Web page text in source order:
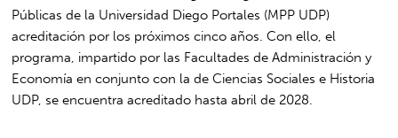
Públicas de la Universidad Diego Portales (MPP UDP)
acreditación por los próximos cinco años. Con ello, el
programa, impartido por las Facultades de Administración y
Economía en conjunto con la de Ciencias Sociales e Historia
UDP, se encuentra acreditado hasta abril de 2028.